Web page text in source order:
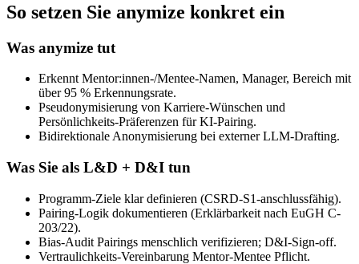
So setzen Sie anymize konkret ein
Was anymize tut
Erkennt Mentor:innen-/Mentee-Namen, Manager, Bereich mit
über 95 % Erkennungsrate.
Pseudonymisierung von Karriere-Wünschen und
Persönlichkeits-Präferenzen für KI-Pairing.
Bidirektionale Anonymisierung bei externer LLM-Drafting.
Was Sie als L&D + D&I tun
Programm-Ziele klar definieren (CSRD-S1-anschlussfähig).
Pairing-Logik dokumentieren (Erklärbarkeit nach EuGH C-
203/22).
Bias-Audit Pairings menschlich verifizieren; D&I-Sign-off.
Vertraulichkeits-Vereinbarung Mentor-Mentee Pflicht.